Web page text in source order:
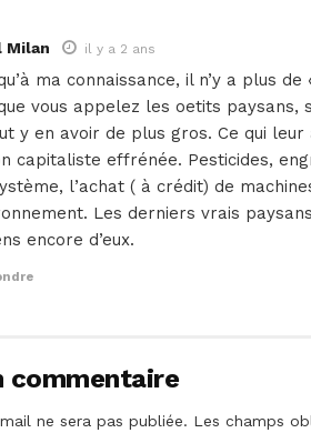
Milan il y a 2 ans
ma connaissance, il n’y a plus
vous appelez les oetits paysans,
y en avoir de plus gros. Ce qui
capitaliste effrénée. Pesticides,
l’achat ( à crédit) de
Les derniers vrais
encore d’eux.
commentaire
ne sera pas publiée. Les champs